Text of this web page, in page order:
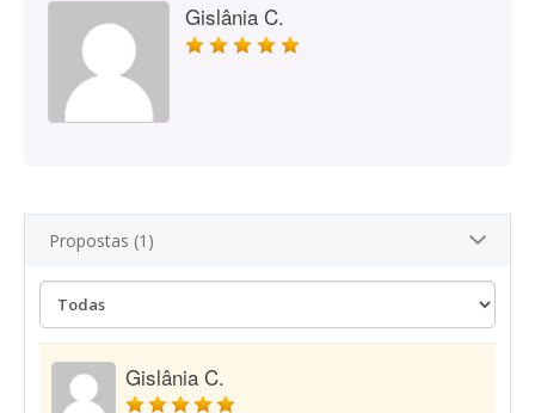
Gislânia C.
Propostas (1)
Gislânia C.